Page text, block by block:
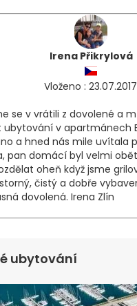
Irena Přikrylová
Vloženo : 23.07.2017
se v vrátili z dovolené a
v apartmánech
a hned nás mile uvítala
pan domácí byl velmi
oheň když jsme
čistý a dobře
dovolená. Irena Zlín
ubytování